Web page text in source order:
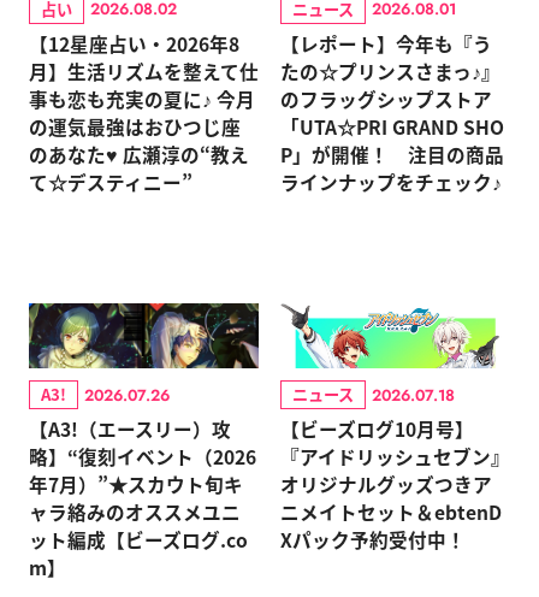
占い 2026.08.02
【12星座占い・2026年8
月】生活リズムを整えて仕
事も恋も充実の夏に♪ 今月
の運気最強はおひつじ座
のあなた♥ 広瀬淳の“教え
て☆デスティニー”
ニュース 2026.08.01
【レポート】今年も『う
たの☆プリンスさまっ♪』
のフラッグシップストア
「UTA☆PRI GRAND SHO
P」が開催！ 注目の商品
ラインナップをチェック♪
A3! 2026.07.26
【A3!（エースリー）攻
略】“復刻イベント（2026
年7月）”★スカウト旬キ
ャラ絡みのオススメユニ
ット編成【ビーズログ.co
m】
ニュース 2026.07.18
【ビーズログ10月号】
『アイドリッシュセブン』
オリジナルグッズつきア
ニメイトセット＆ebtenD
Xパック予約受付中！